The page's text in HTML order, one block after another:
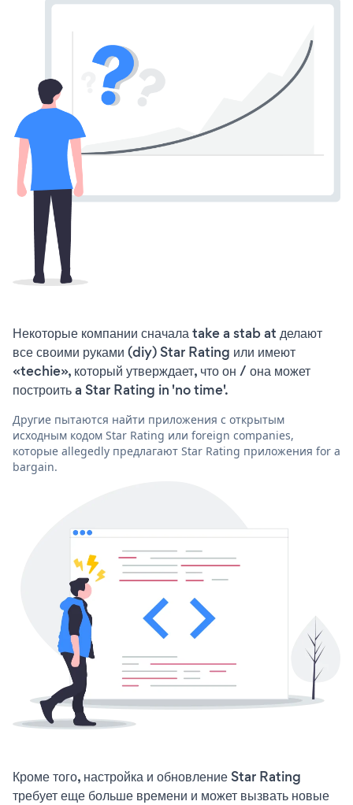
Некоторые компании сначала take a stab at делают
все своими руками (diy) Star Rating или имеют
«techie», который утверждает, что он / она может
построить a Star Rating in 'no time'.
Другие пытаются найти приложения с открытым
исходным кодом Star Rating или foreign companies,
которые allegedly предлагают Star Rating приложения for a
bargain.
Кроме того, настройка и обновление Star Rating
требует еще больше времени и может вызвать новые